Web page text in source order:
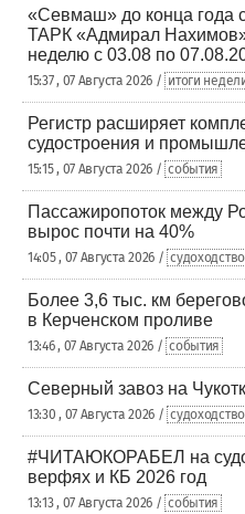
«Севмаш» до конца
ТАРК «Адмирал
неделю с 03.08 по
15:37 , 07 Августа 2026 / итоги
Регистр расширяет
судостроения и
15:15 , 07 Августа 2026 / события
Пассажиропоток между
вырос почти на 40%
14:05 , 07 Августа 2026 / судоходство
Более 3,6 тыс. км
в Керченском проливе
13:46 , 07 Августа 2026 / события
Северный завоз на
13:30 , 07 Августа 2026 / судоходство
#ЧИТАЮКОРАБЕЛ на
верфях и КБ 2026 год
13:13 , 07 Августа 2026 / события